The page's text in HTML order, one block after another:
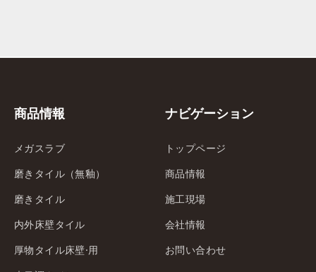
商品情報
メガスラブ
磨きタイル（無釉）
磨きタイル
内外床壁タイル
厚物タイル床壁·用
ナビゲーション
トップページ
商品情報
施工現場
会社情報
お問い合わせ